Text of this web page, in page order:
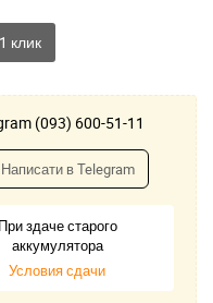
(093) 600-51-11
Написати в Telegram
При здаче старого
аккумулятора
Условия сдачи